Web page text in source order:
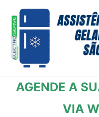
para
conteúdo
AGENDE A
VIA